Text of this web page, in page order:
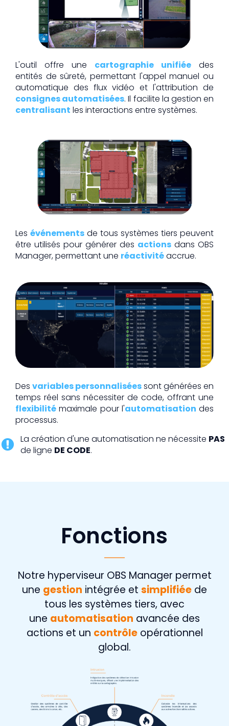
L'outil offre une cartographie unifiée des
entités de sûreté, permettant l'appel manuel ou
automatique des flux vidéo et l'attribution de
consignes automatisées. Il facilite la gestion en
centralisant les interactions entre systèmes.
Les événements de tous systèmes tiers peuvent
être utilisés pour générer des actions dans OBS
Manager, permettant une réactivitéaccrue.
Des variables personnaliséessont générées en
temps réel sans nécessiter de code, offrant une
flexibilité maximale pour l'automatisation des
processus.
La création d'une automatisation ne nécessite PAS
de ligne DE CODE.
Fonctions
Notre hyperviseur OBS Manager permet
une gestion intégrée et simplifiée de
tous les systèmes tiers, avec
une automatisation avancée des
actions et un contrôleopérationnel
global.